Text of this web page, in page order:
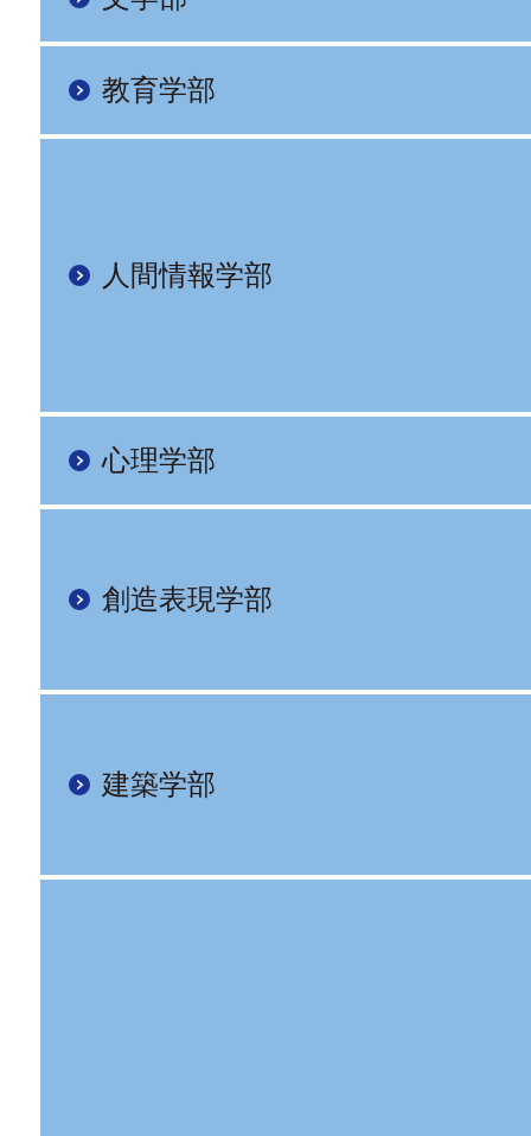
教育学部
人間情報学部
心理学部
創造表現学部
建築学部